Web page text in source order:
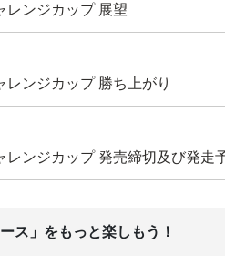
レンジカップ 展望
レンジカップ 勝ち上がり
レンジカップ 発売締切及び発走
ス」をもっと楽しもう！